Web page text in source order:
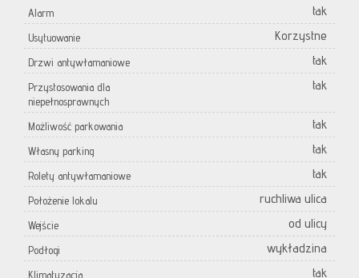
Alarm tak
Usytuowanie Korzystne
Drzwi antywłamaniowe tak
Przystosowania dla
niepełnosprawnych
tak
Możliwość parkowania tak
Własny parking tak
Rolety antywłamaniowe tak
Położenie lokalu ruchliwa ulica
Wejście od ulicy
Podłogi wykładzina
Klimatyzacja tak